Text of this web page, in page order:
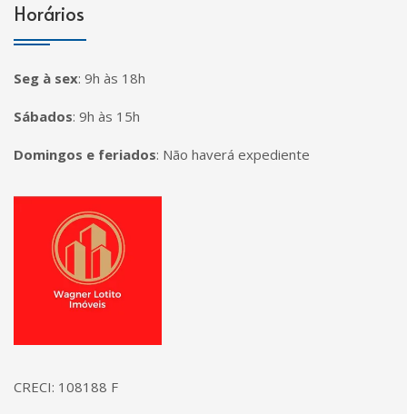
Horários
Seg à sex: 9h às 18h
Sábados: 9h às 15h
Domingos e feriados: Não haverá expediente
Página inicial
CRECI: 108188 F